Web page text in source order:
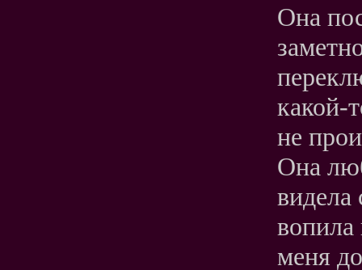
Она
какой-
не
Она
видела
меня